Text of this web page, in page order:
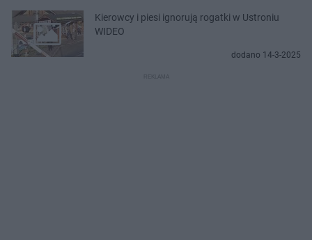
Kierowcy i piesi ignorują rogatki w Ustroniu
WIDEO
dodano 14-3-2025